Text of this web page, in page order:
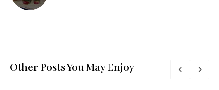
Other Posts You May Enjoy